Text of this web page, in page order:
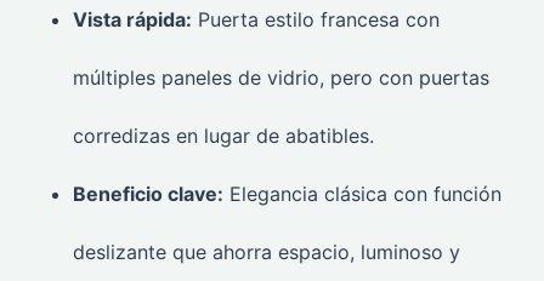
Vista rápida: Puerta estilo francesa con
múltiples paneles de vidrio, pero con puertas
corredizas en lugar de abatibles.
Beneficio clave: Elegancia clásica con función
deslizante que ahorra espacio, luminoso y